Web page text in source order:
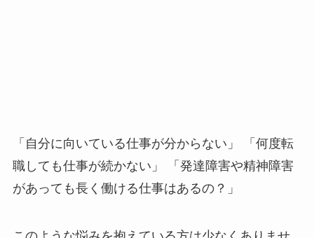
「自分に向いている仕事が分からない」 「何度転
職しても仕事が続かない」 「発達障害や精神障害
があっても長く働ける仕事はあるの？」